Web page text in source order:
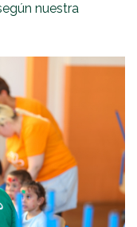
nuestra